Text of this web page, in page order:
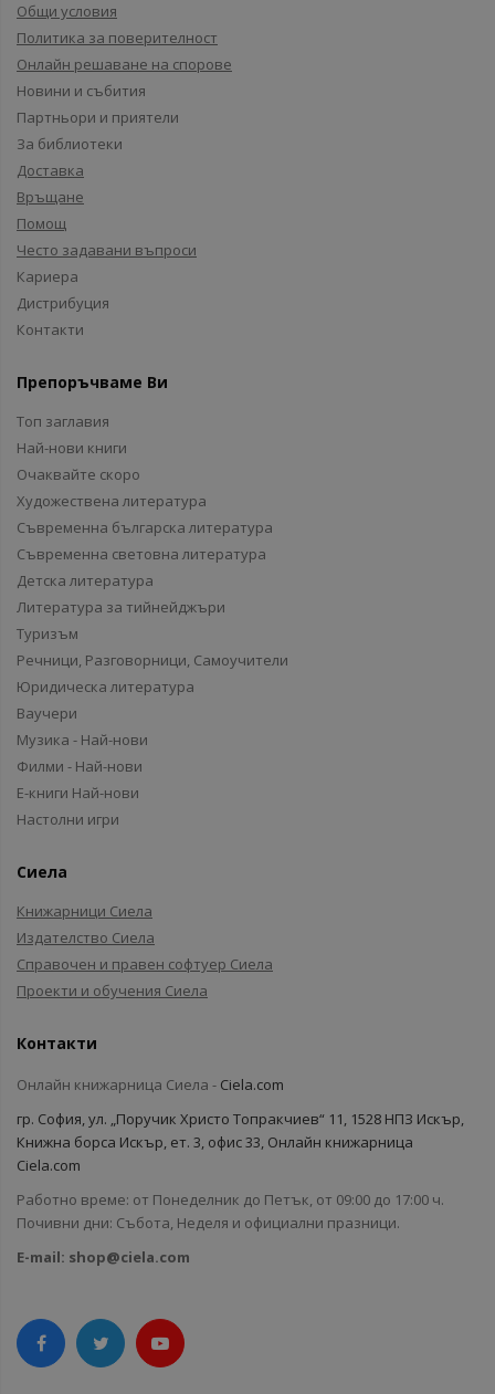
Общи условия
Политика за поверителност
Онлайн решаване на спорове
Новини и събития
Партньори и приятели
За библиотеки
Доставка
Връщане
Помощ
Често задавани въпроси
Кариера
Дистрибуция
Контакти
Препоръчваме Ви
Топ заглавия
Най-нови книги
Очаквайте скоро
Художествена литература
Съвременна българска литература
Съвременна световна литература
Детска литература
Литература за тийнейджъри
Туризъм
Речници, Разговорници, Самоучители
Юридическа литература
Ваучери
Музика - Най-нови
Филми - Най-нови
Е-книги Най-нови
Настолни игри
Сиела
Книжарници Сиела
Издателство Сиела
Справочен и правен софтуер Сиела
Проекти и обучения Сиела
Контакти
Онлайн книжарница Сиела - Ciela.com
гр. София, ул. „Поручик Христо Топракчиев“ 11, 1528 НПЗ Искър,
Книжна борса Искър, ет. 3, офис 33, Онлайн книжарница
Ciela.com
Работно време: от Понеделник до Петък, от 09:00 до 17:00 ч.
Почивни дни: Събота, Неделя и официални празници.
E-mail: shop@ciela.com